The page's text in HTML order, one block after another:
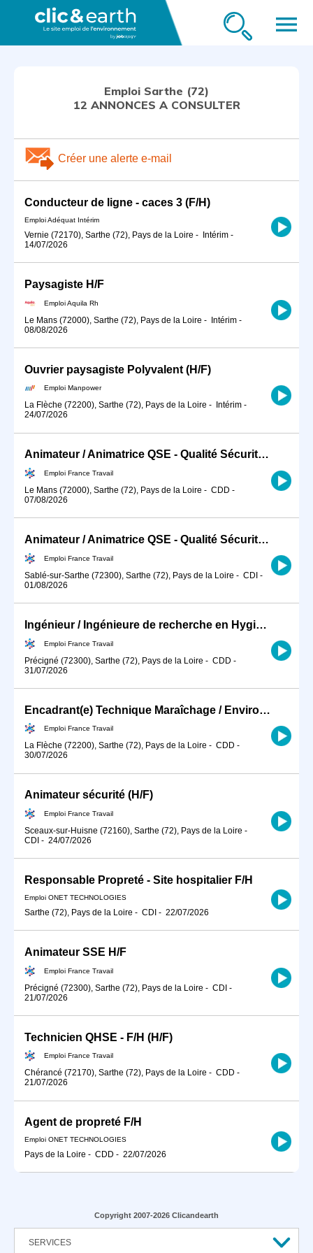
menu
Emploi Sarthe (72)
12 ANNONCES A CONSULTER
Créer une alerte e-mail
Conducteur de ligne - caces 3 (F/H)
Emploi Adéquat Intérim
Vernie (72170), Sarthe (72), Pays de la Loire - Intérim -
14/07/2026
Paysagiste H/F
Emploi Aquila Rh
Le Mans (72000), Sarthe (72), Pays de la Loire - Intérim -
08/08/2026
Ouvrier paysagiste Polyvalent (H/F)
Emploi Manpower
La Flèche (72200), Sarthe (72), Pays de la Loire - Intérim -
24/07/2026
Animateur / Animatrice QSE - Qualité Sécurité Environnement BTP (H/F)
Emploi France Travail
Le Mans (72000), Sarthe (72), Pays de la Loire - CDD -
07/08/2026
Animateur / Animatrice QSE - Qualité Sécurité Environnement BTP (H/F)
Emploi France Travail
Sablé-sur-Sarthe (72300), Sarthe (72), Pays de la Loire - CDI -
01/08/2026
Ingénieur / Ingénieure de recherche en Hygiène, Sécurité et Envir (H/F)
Emploi France Travail
Précigné (72300), Sarthe (72), Pays de la Loire - CDD -
31/07/2026
Encadrant(e) Technique Maraîchage / Environnement (H/F)
Emploi France Travail
La Flèche (72200), Sarthe (72), Pays de la Loire - CDD -
30/07/2026
Animateur sécurité (H/F)
Emploi France Travail
Sceaux-sur-Huisne (72160), Sarthe (72), Pays de la Loire -
CDI - 24/07/2026
Responsable Propreté - Site hospitalier F/H
Emploi ONET TECHNOLOGIES
Sarthe (72), Pays de la Loire - CDI - 22/07/2026
Animateur SSE H/F
Emploi France Travail
Précigné (72300), Sarthe (72), Pays de la Loire - CDI -
21/07/2026
Technicien QHSE - F/H (H/F)
Emploi France Travail
Chérancé (72170), Sarthe (72), Pays de la Loire - CDD -
21/07/2026
Agent de propreté F/H
Emploi ONET TECHNOLOGIES
Pays de la Loire - CDD - 22/07/2026
Copyright 2007-2026 Clicandearth
SERVICES